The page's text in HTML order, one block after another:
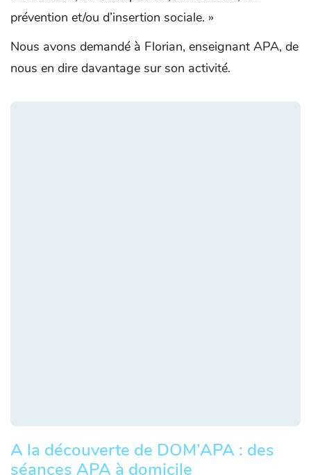
prévention et/ou d’insertion sociale. »
Nous avons demandé à Florian, enseignant APA, de
nous en dire davantage sur son activité.
A la découverte de DOM’APA : des
séances APA à domicile